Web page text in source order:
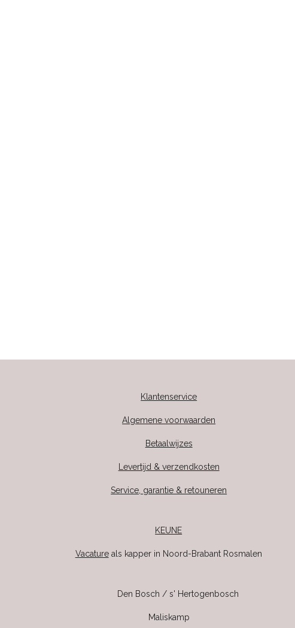
Klantenservice
Algemene voorwaarden
Betaalwijzes
Levertijd & verzendkosten
Service, garantie & retouneren
KEUNE
Vacatureals kapper in Noord-Brabant Rosmalen
Den Bosch / s' Hertogenbosch
Maliskamp